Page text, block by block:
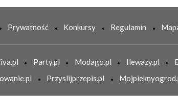
Prywatność Konkursy Regulamin
Party.pl Modago.pl Ilewazy.pl
Przyslijprzepis.pl